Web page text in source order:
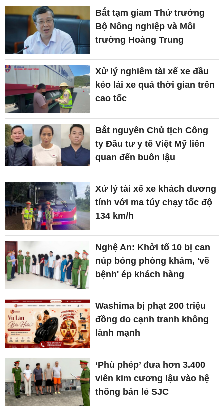
Bắt tạm giam Thứ trưởng
Bộ Nông nghiệp và Môi
trường Hoàng Trung
Xử lý nghiêm tài xế xe đầu
kéo lái xe quá thời gian trên
cao tốc
Bắt nguyên Chủ tịch Công
ty Đầu tư y tế Việt Mỹ liên
quan đến buôn lậu
Xử lý tài xế xe khách dương
tính với ma túy chạy tốc độ
134 km/h
Nghệ An: Khởi tố 10 bị can
núp bóng phòng khám, 'vẽ
bệnh' ép khách hàng
Washima bị phạt 200 triệu
đồng do cạnh tranh không
lành mạnh
‘Phù phép’ đưa hơn 3.400
viên kim cương lậu vào hệ
thống bán lẻ SJC